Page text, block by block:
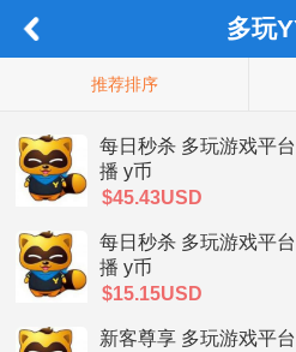
多玩
推荐排序
每日秒杀 多玩游戏平
播 y币
$45.43USD
每日秒杀 多玩游戏平
播 y币
$15.15USD
新客尊享 多玩游戏平